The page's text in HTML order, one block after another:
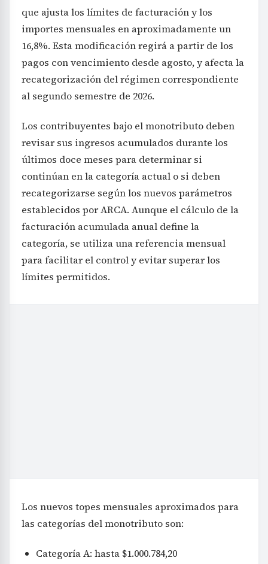
que ajusta los límites de facturación y los
importes mensuales en aproximadamente un
16,8%. Esta modificación regirá a partir de los
pagos con vencimiento desde agosto, y afecta la
recategorización del régimen correspondiente
al segundo semestre de 2026.
Los contribuyentes bajo el monotributo deben
revisar sus ingresos acumulados durante los
últimos doce meses para determinar si
continúan en la categoría actual o si deben
recategorizarse según los nuevos parámetros
establecidos por ARCA. Aunque el cálculo de la
facturación acumulada anual define la
categoría, se utiliza una referencia mensual
para facilitar el control y evitar superar los
límites permitidos.
Los nuevos topes mensuales aproximados para
las categorías del monotributo son:
Categoría A: hasta $1.000.784,20